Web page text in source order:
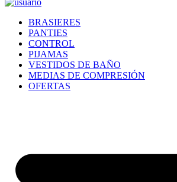
BRASIERES
PANTIES
CONTROL
PIJAMAS
VESTIDOS DE BAÑO
MEDIAS DE COMPRESIÓN
OFERTAS